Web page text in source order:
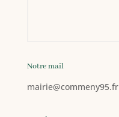
Notre mail
mairie@commeny95.fr